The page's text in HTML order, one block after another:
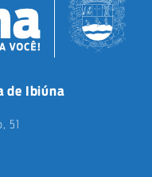
de Ibiúna
51